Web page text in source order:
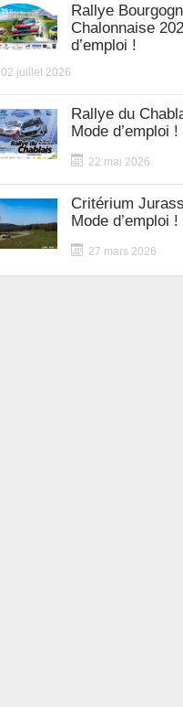
Rallye
Chalonnaise
d’emploi !
02 juillet 2026
Rallye du
Mode d’emploi !
22 mai 2026
Critérium
Mode d’emploi !
27 mars 2026